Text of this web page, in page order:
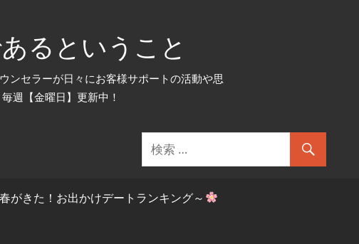
るということ
ンセラーが日々にお客様サポートの活動や思
週【金曜日】更新中！
春がきた！お出かけデートランキング～